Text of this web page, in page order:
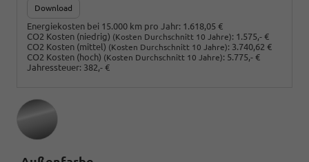
Download
Energiekosten bei 15.000 km pro Jahr: 1.618,05 €
CO2 Kosten (niedrig) (Kosten Durchschnitt 10 Jahre): 1.575,- €
CO2 Kosten (mittel) (Kosten Durchschnitt 10 Jahre): 3.740,62 €
CO2 Kosten (hoch) (Kosten Durchschnitt 10 Jahre): 5.775,- €
Jahressteuer: 382,- €